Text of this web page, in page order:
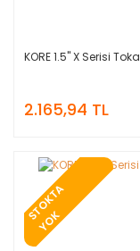
KORE 1.5'' X Serisi Toka
2.165,94 TL
S
T
O
K
T
A
Y
O
K